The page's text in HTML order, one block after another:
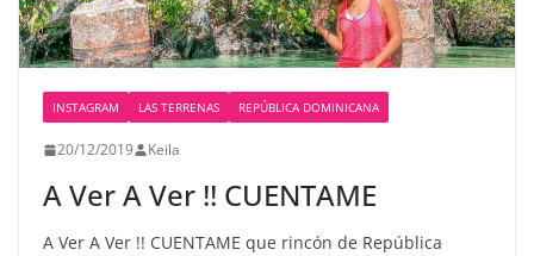
INSTAGRAM LAS TERRENAS REPÚBLICA DOMINICANA
20/12/2019 Keila
A Ver A Ver !! CUENTAME
A Ver A Ver !! CUENTAME que rincón de República